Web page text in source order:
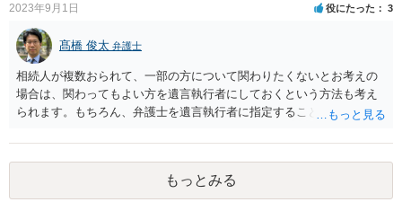
2023年9月1日 役にたった 3
髙橋 俊太 弁護士
相続人が複数おられて、一部の方について関わりたくないとお考えの
場合は、関わってもよい方を遺言執行者にしておくという方法も考え
られます。もちろん、弁護士を遺言執行者に指定することもできます
方に再委任の権限を付与しておくという方法もあります。 一度、弁護
士に直接ご相談されることをお勧めいたします。
もっとみる